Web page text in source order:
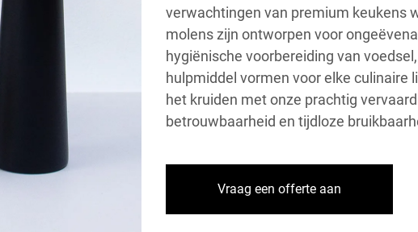
verwachtingen van premium keukens
molens zijn ontworpen voor
hygiënische voorbereiding van
hulpmiddel vormen voor elke culinaire
het kruiden met onze prachtig
betrouwbaarheid en tijdloze
Vraag een offerte aan